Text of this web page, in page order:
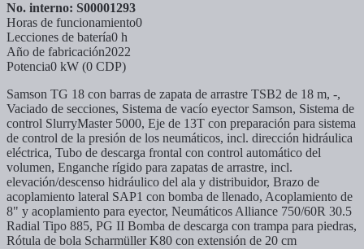
No. interno: S00001293
Horas de funcionamiento0
Lecciones de batería0 h
Año de fabricación2022
Potencia0 kW (0 CDP)
Samson TG 18 con barras de zapata de arrastre TSB2 de 18 m, -,
Vaciado de secciones, Sistema de vacío eyector Samson, Sistema de
control SlurryMaster 5000, Eje de 13T con preparación para sistema
de control de la presión de los neumáticos, incl. dirección hidráulica
eléctrica, Tubo de descarga frontal con control automático del
volumen, Enganche rígido para zapatas de arrastre, incl.
elevación/descenso hidráulico del ala y distribuidor, Brazo de
acoplamiento lateral SAP1 con bomba de llenado, Acoplamiento de
8" y acoplamiento para eyector, Neumáticos Alliance 750/60R 30.5
Radial Tipo 885, PG II Bomba de descarga con trampa para piedras,
Rótula de bola Scharmüller K80 con extensión de 20 cm